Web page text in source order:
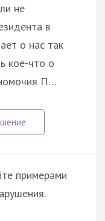
не
в
о нас так
кое-что о
П…
примерами